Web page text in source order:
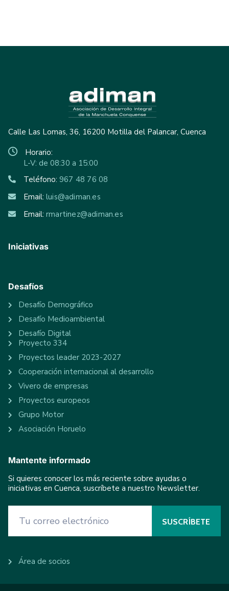
Calle Las Lomas, 36, 16200 Motilla del Palancar, Cuenca
Horario:
L-V: de 08:30 a 15:00
Teléfono: 967 48 76 08
Email: luis@adiman.es
Email: rmartinez@adiman.es
Iniciativas
Desafíos
Desafío Demográfico
Desafío Medioambiental
Desafío Digital
Proyecto 334
Proyectos leader 2023-2027
Cooperación internacional al desarrollo
Vivero de empresas
Proyectos europeos
Grupo Motor
Asociación Horuelo
Mantente informado
Si quieres conocer los más reciente sobre ayudas o
iniciativas en Cuenca, suscríbete a nuestro Newsletter.
Área de socios